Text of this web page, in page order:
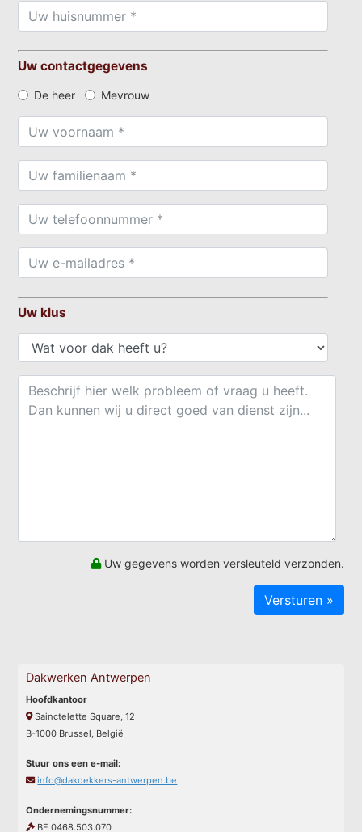
Uw contactgegevens
De heer Mevrouw
Uw klus
Uw gegevens worden versleuteld verzonden.
Dakwerken Antwerpen
Hoofdkantoor
Sainctelette Square, 12
B-1000 Brussel, België
Stuur ons een e-mail:
info@dakdekkers-antwerpen.be
Ondernemingsnummer:
BE 0468.503.070